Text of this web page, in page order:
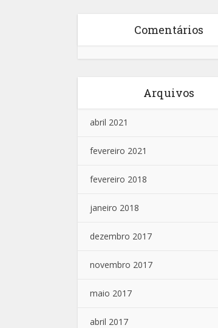
Comentários
Arquivos
abril 2021
fevereiro 2021
fevereiro 2018
janeiro 2018
dezembro 2017
novembro 2017
maio 2017
abril 2017